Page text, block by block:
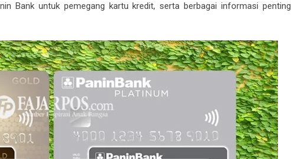
Bank untuk pemegang kartu kredit, serta berbagai informasi penting